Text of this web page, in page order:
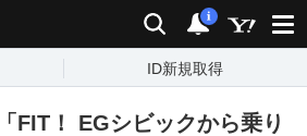
検索 通知
i
ID新規取得
FIT！ EGシビックから乗り